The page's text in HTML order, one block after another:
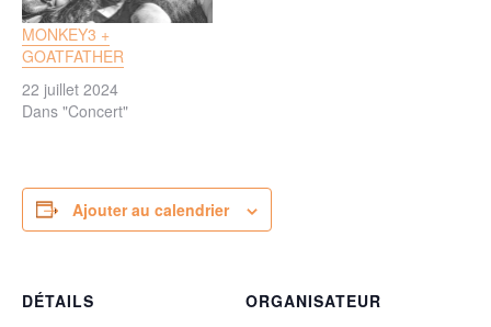
MONKEY3 +
GOATFATHER
22 juillet 2024
Dans "Concert"
Ajouter au calendrier
DÉTAILS ORGANISATEUR